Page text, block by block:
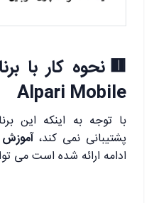
🟥نحوه کار با
Alpari Mobile
با توجه به اینکه این
پشتیبانی نمی کند،
ادامه ارائه شده است می